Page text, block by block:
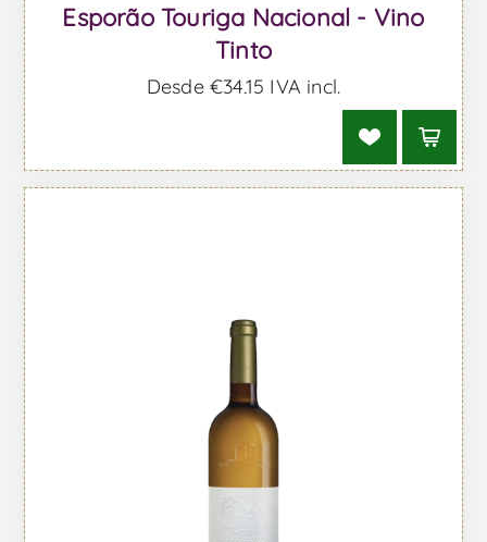
Esporão Touriga Nacional - Vino
Tinto
Desde €34,15 IVA incl.